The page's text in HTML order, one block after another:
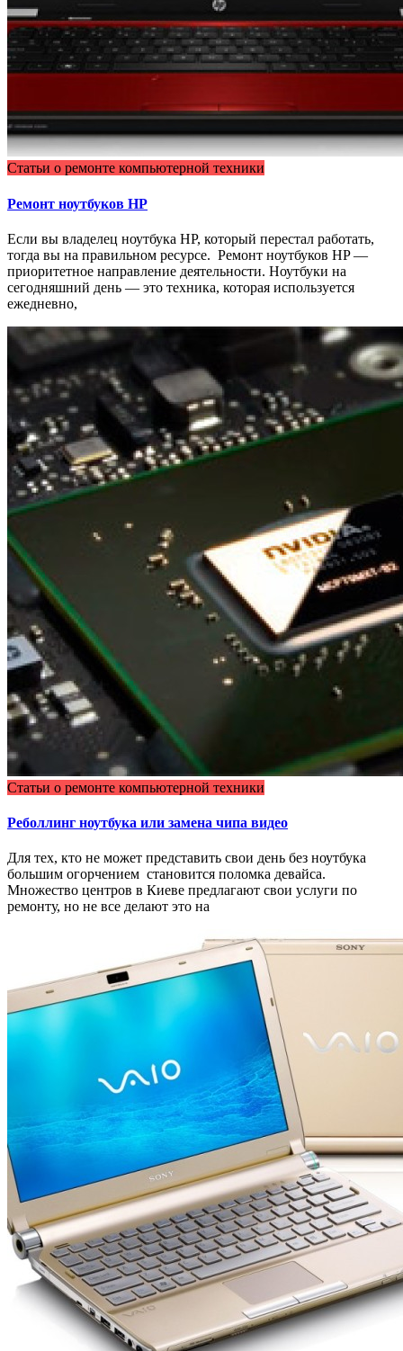
Статьи о ремонте компьютерной техники
Ремонт ноутбуков HP
Если вы владелец ноутбука НР, который перестал работать,
тогда вы на правильном ресурсе. Ремонт ноутбуков HP —
приоритетное направление деятельности. Ноутбуки на
сегодняшний день — это техника, которая используется
ежедневно,
Статьи о ремонте компьютерной техники
Реболлинг ноутбука или замена чипа видео
Для тех, кто не может представить свои день без ноутбука
большим огорчением становится поломка девайса.
Множество центров в Киеве предлагают свои услуги по
ремонту, но не все делают это на